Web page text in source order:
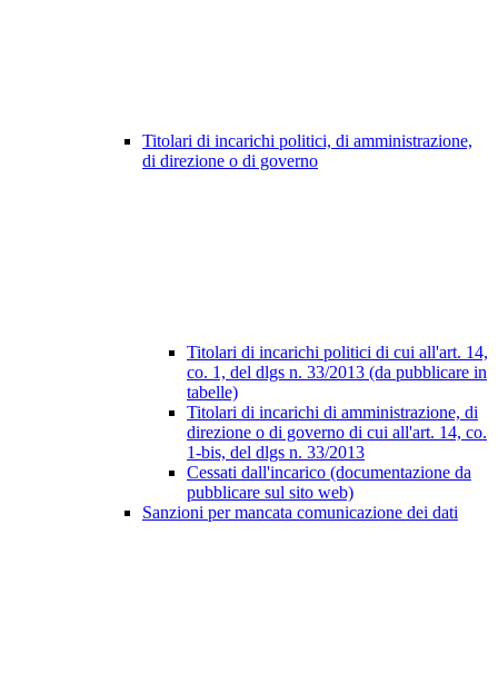
Titolari di incarichi politici, di amministrazione,
di direzione o di governo
Titolari di incarichi politici di cui all'art. 14,
co. 1, del dlgs n. 33/2013 (da pubblicare in
tabelle)
Titolari di incarichi di amministrazione, di
direzione o di governo di cui all'art. 14, co.
1-bis, del dlgs n. 33/2013
Cessati dall'incarico (documentazione da
pubblicare sul sito web)
Sanzioni per mancata comunicazione dei dati